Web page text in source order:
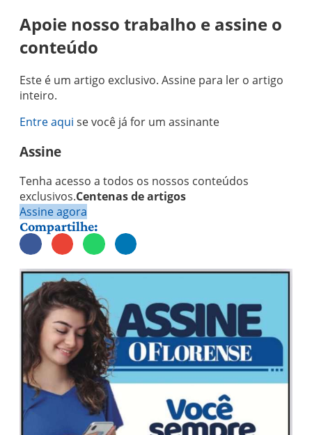
Apoie nosso trabalho e assine o
conteúdo
Este é um artigo exclusivo. Assine para ler o artigo
inteiro.
Entre aqui se você já for um assinante
Assine
Tenha acesso a todos os nossos conteúdos
exclusivos.Centenas de artigos
Assine agora
Compartilhe: